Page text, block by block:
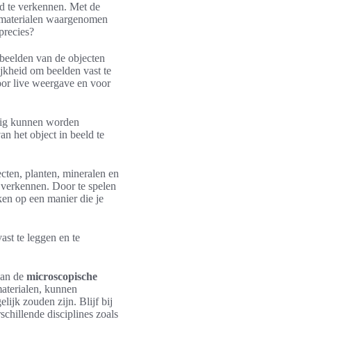
te verkennen. Met de
waargenomen
van de objecten
om beelden vast te
live weergave en voor
kunnen worden
het object in beeld te
planten, mineralen en
Door te spelen
op een manier die je
te leggen en te
de microscopische
kunnen
zouden zijn. Blijf bij
disciplines zoals